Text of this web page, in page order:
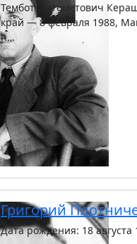
Тембот Магометович
край — 8 февраля 1988,
п…
Григорий
Дата рождения: 18 августа